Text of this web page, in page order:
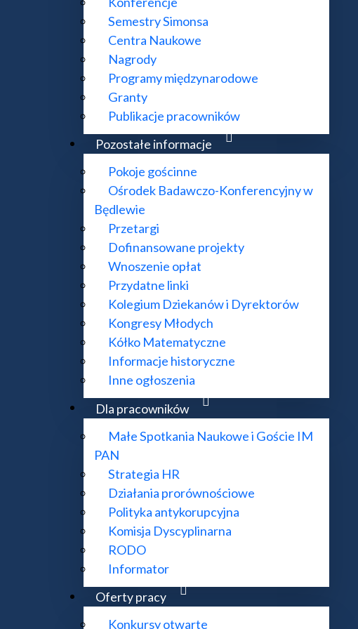
Semestry Simonsa
Centra Naukowe
Nagrody
Programy międzynarodowe
Granty
Publikacje pracowników
Pozostałe informacje
Pokoje gościnne
Ośrodek Badawczo-Konferencyjny w
Będlewie
Przetargi
Dofinansowane projekty
Wnoszenie opłat
Przydatne linki
Kolegium Dziekanów i Dyrektorów
Kongresy Młodych
Kółko Matematyczne
Informacje historyczne
Inne ogłoszenia
Dla pracowników
Małe Spotkania Naukowe i Goście IM
PAN
Strategia HR
Działania prorównościowe
Polityka antykorupcyjna
Komisja Dyscyplinarna
RODO
Informator
Oferty pracy
Konkursy otwarte
KONTAKT:
ul. Śniadeckich 8, 00-656 Warszawa
22 522 81 00
im@impan.pl
Uwagi na temat działania strony i treści na niej zawartych proszę kierować na adres